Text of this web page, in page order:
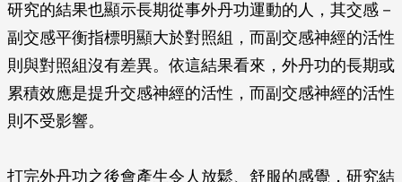
研究的結果也顯示長期從事外丹功運動的人，其交感－
副交感平衡指標明顯大於對照組，而副交感神經的活性
則與對照組沒有差異。依這結果看來，外丹功的長期或
累積效應是提升交感神經的活性，而副交感神經的活性
則不受影響。
打完外丹功之後會產生令人放鬆、舒服的感覺，研究結